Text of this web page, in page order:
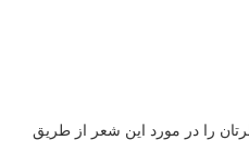
را در مورد این شعر از طریق